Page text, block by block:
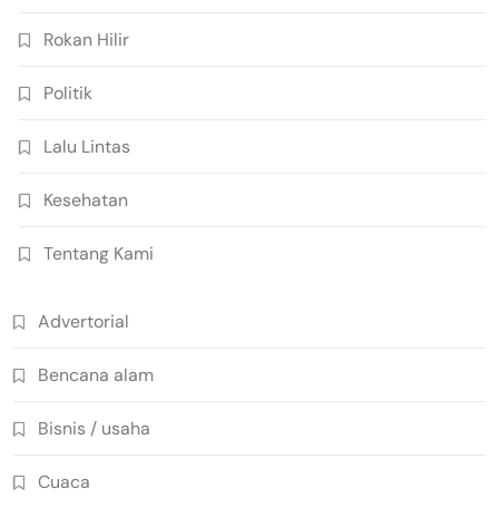
Rokan Hilir
Politik
Lalu Lintas
Kesehatan
Tentang Kami
Advertorial
Bencana alam
Bisnis / usaha
Cuaca